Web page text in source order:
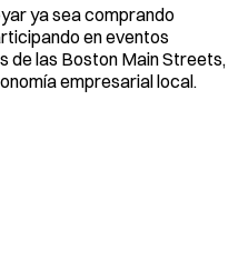
ya sea comprando
en eventos
de las Boston Main Streets,
empresarial local.